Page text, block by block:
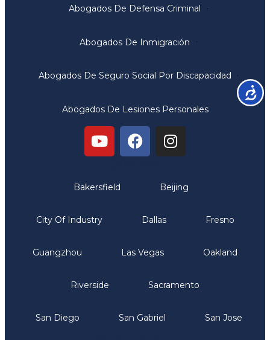
Abogados De Defensa Criminal
Abogados De Inmigración
Abogados De Seguro Social Por Discapacidad
Abogados De Lesiones Personales
Bakersfield Beijing
City Of Industry Dallas Fresno
Guangzhou Las Vegas Oakland
Riverside Sacramento
San Diego San Gabriel San Jose